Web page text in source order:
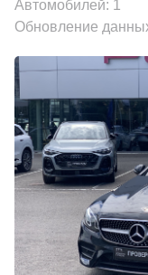
Автомобилей: 1
Обновление